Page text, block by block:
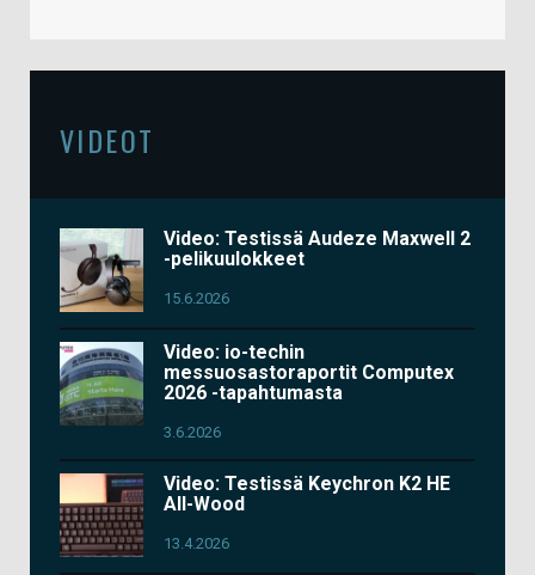
VIDEOT
Video: Testissä Audeze Maxwell 2
-pelikuulokkeet
15.6.2026
Video: io-techin
messuosastoraportit Computex
2026 -tapahtumasta
3.6.2026
Video: Testissä Keychron K2 HE
All-Wood
13.4.2026